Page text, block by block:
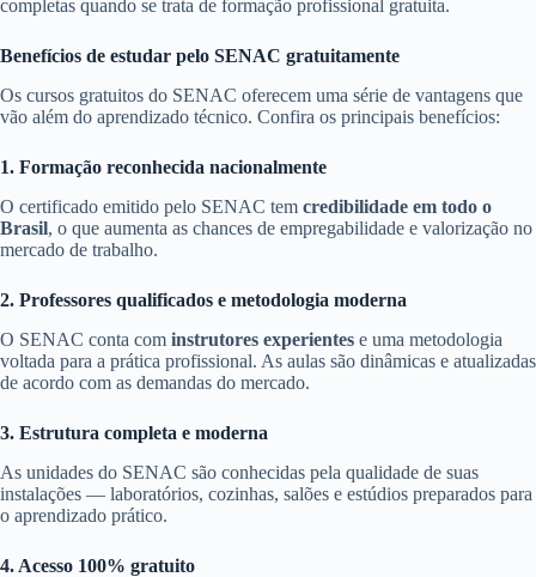
completas quando se trata de formação profissional gratuita.
Benefícios de estudar pelo SENAC gratuitamente
Os cursos gratuitos do SENAC oferecem uma série de vantagens que
vão além do aprendizado técnico. Confira os principais benefícios:
1. Formação reconhecida nacionalmente
O certificado emitido pelo SENAC tem credibilidade em todo o
Brasil, o que aumenta as chances de empregabilidade e valorização no
mercado de trabalho.
2. Professores qualificados e metodologia moderna
O SENAC conta com instrutores experientes e uma metodologia
voltada para a prática profissional. As aulas são dinâmicas e atualizadas
de acordo com as demandas do mercado.
3. Estrutura completa e moderna
As unidades do SENAC são conhecidas pela qualidade de suas
instalações — laboratórios, cozinhas, salões e estúdios preparados para
o aprendizado prático.
4. Acesso 100% gratuito